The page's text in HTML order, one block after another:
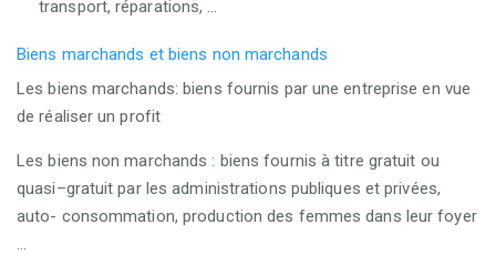
transport, réparations, …
Biens marchands et biens non marchands
Les biens marchands: biens fournis par une entreprise en vue
de réaliser un profit
Les biens non marchands : biens fournis à titre gratuit ou
quasi–gratuit par les administrations publiques et privées,
auto- consommation, production des femmes dans leur foyer
…